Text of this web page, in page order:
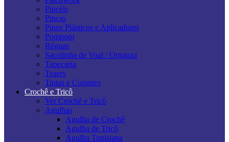
Pincéis
Pinças
Pinos Plásticos e Aplicadores
Pompom
Réguas
Sacolinha de Voal / Organza
Tapeçaria
Teares
Tintas e Corantes
Crochê e Tricô
Ver Crochê e Tricô
Agulhas
Agulha de Crochê
Agulha de Tricô
Agulha Tunisiana